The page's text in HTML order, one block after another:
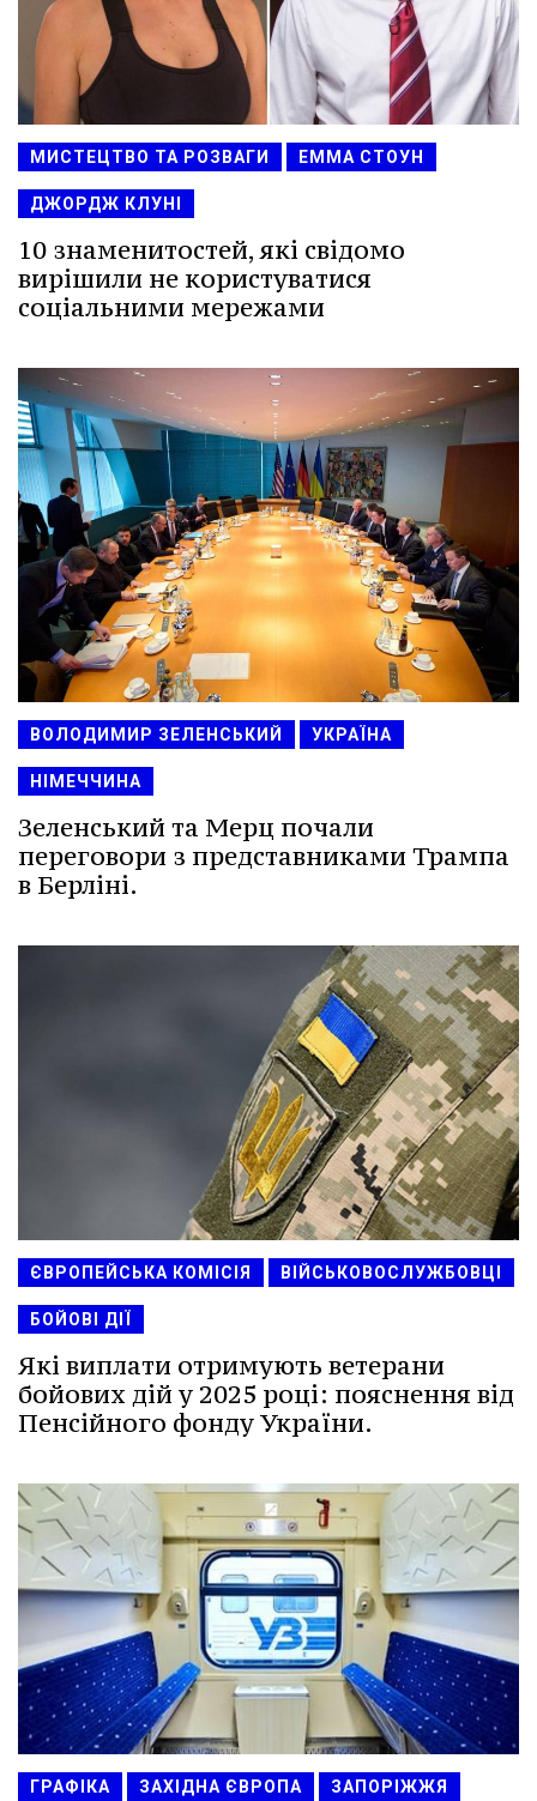
МИСТЕЦТВО ТА РОЗВАГИ ЕММА СТОУН
ДЖОРДЖ КЛУНІ
10 знаменитостей, які свідомо
вирішили не користуватися
соціальними мережами
ВОЛОДИМИР ЗЕЛЕНСЬКИЙ УКРАЇНА
НІМЕЧЧИНА
Зеленський та Мерц почали
переговори з представниками Трампа
в Берліні.
ЄВРОПЕЙСЬКА КОМІСІЯ ВІЙСЬКОВОСЛУЖБОВЦІ
БОЙОВІ ДІЇ
Які виплати отримують ветерани
бойових дій у 2025 році: пояснення від
Пенсійного фонду України.
ГРАФІКА ЗАХІДНА ЄВРОПА ЗАПОРІЖЖЯ